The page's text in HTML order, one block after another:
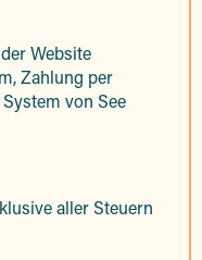
Website
Zahlung per
von See
aller Steuern